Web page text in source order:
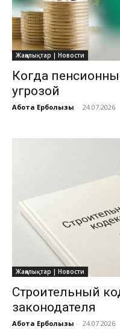
Жаңалықтар | Новости
Когда
угрозой
Ақбота Ерболқызы - 24.07.2026
Жаңалықтар | Новости
Строительный
законодателя
Ақбота Ерболқызы - 24.07.2026